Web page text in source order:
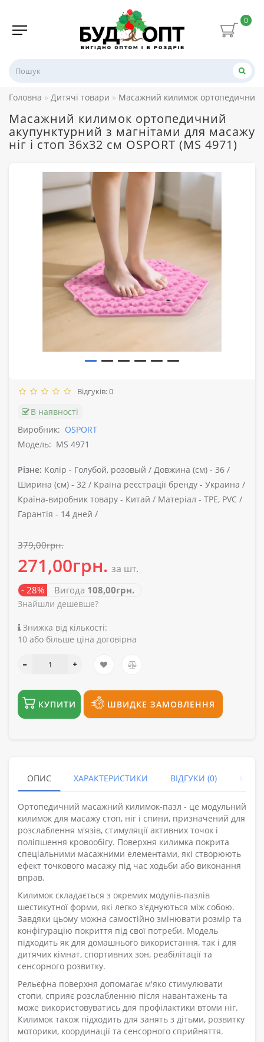
0
Головна Дитячі товари Масажний килимок ортопедичний
Масажний килимок ортопедичний
акупунктурний з магнітами для масажу
ніг і стоп 36x32 см OSPORT (MS 4971)
Відгуків: 0
В наявності
Виробник: OSPORT
Модель: MS 4971
Різне: Колір - Голубой, розовый / Довжина (см) - 36 /
Ширина (см) - 32 / Країна реєстрації бренду - Украина /
Країна-виробник товару - Китай / Матеріал - TPE, PVC /
Гарантія - 14 дней /
379,00грн.
271,00грн. за шт.
- 28% Вигода 108,00грн.
Знайшли дешевше?
Знижка від кількості:
10 або більше ціна договірна
КУПИТИ ШВИДКЕ ЗАМОВЛЕННЯ
ОПИС ХАРАКТЕРИСТИКИ ВІДГУКИ (0)
Ортопедичний масажний килимок-пазл - це модульний
килимок для масажу стоп, ніг і спини, призначений для
розслаблення м'язів, стимуляції активних точок і
поліпшення кровообігу. Поверхня килимка покрита
спеціальними масажними елементами, які створюють
ефект точкового масажу під час ходьби або виконання
вправ.
Килимок складається з окремих модулів-пазлів
шестикутної форми, які легко з'єднуються між собою.
Завдяки цьому можна самостійно змінювати розмір та
конфігурацію покриття під свої потреби. Модель
підходить як для домашнього використання, так і для
дитячих кімнат, спортивних зон, реабілітації та
сенсорного розвитку.
Рельєфна поверхня допомагає м'яко стимулювати
стопи, сприяє розслабленню після навантажень та
може використовуватись для профілактики втоми ніг.
Килимок також підходить для занять з дітьми, розвитку
моторики, координації та сенсорного сприйняття.